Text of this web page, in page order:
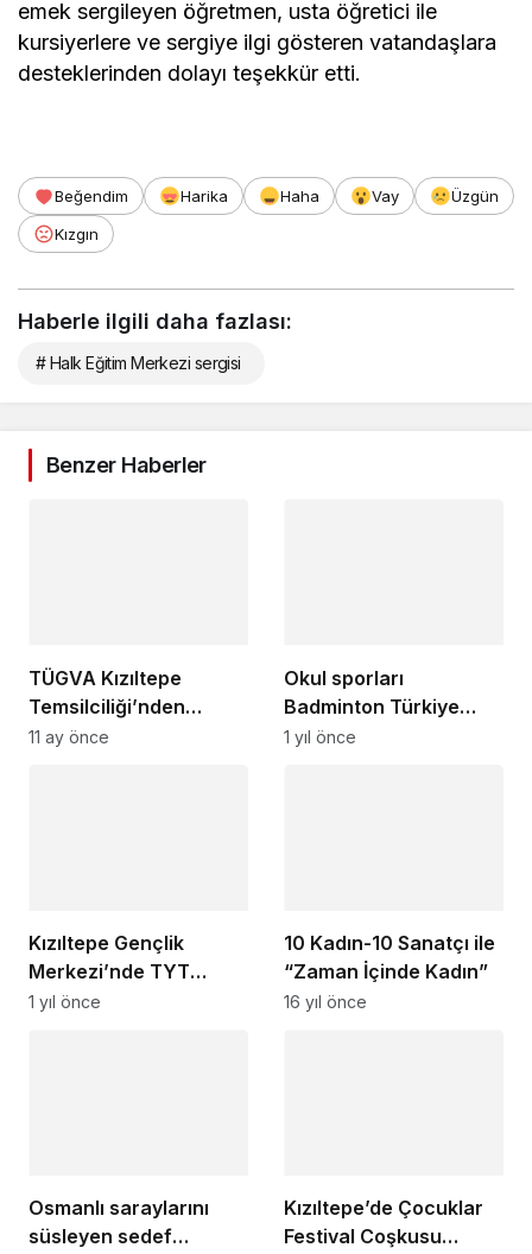
emek sergileyen öğretmen, usta öğretici ile
kursiyerlere ve sergiye ilgi gösteren vatandaşlara
desteklerinden dolayı teşekkür etti.
Beğendim Harika Haha Vay
Üzgün
Kızgın
Haberle ilgili daha fazlası:
# Halk Eğitim Merkezi sergisi
Benzer Haberler
TÜGVA Kızıltepe
Temsilciliği’nden
Liselerde Öğrencilere
11 ay önce
Okul sporları
Badminton Türkiye
Şampiyonası Mardin’de
1 yıl önce
Kızıltepe Gençlik
Merkezi’nde TYT
Provası Başladı
1 yıl önce
10 Kadın-10 Sanatçı ile
“Zaman İçinde Kadın”
16 yıl önce
Osmanlı saraylarını
süsleyen sedef
Kızıltepe’de Çocuklar
Festival Coşkusu